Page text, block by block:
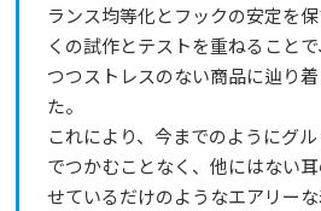
ランス均等化とフックの安定を
くの試作とテストを重ねること
つつストレスのない商品に辿り
た。
これにより、今までのようにグ
でつかむことなく、他にはない
せているだけのようなエアリー